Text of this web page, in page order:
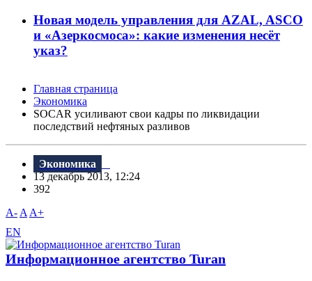
Новая модель управления для AZAL, ASCO
и «Азеркосмоса»: какие изменения несёт
указ?
Главная страница
Экономика
SOCAR усиливают свои кадры по ликвидации
последствий нефтяных разливов
Экономика
13 декабрь 2013, 12:24
392
A- A A+
EN
Информационное агентство Turan